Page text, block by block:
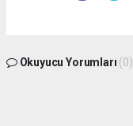
Okuyucu Yorumları (0)